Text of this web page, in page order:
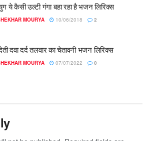
ये कैसी उल्टी गंगा बहा रहा है भजन लिरिक्स
MOURYA 10/06/2018 2
दवा दर्द तलवार का चेतावनी भजन लिरिक्स
MOURYA 07/07/2022 0